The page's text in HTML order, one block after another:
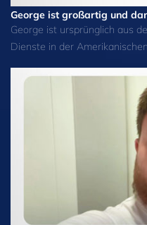
George ist großartig und
George ist ursprünglich aus
Dienste in der